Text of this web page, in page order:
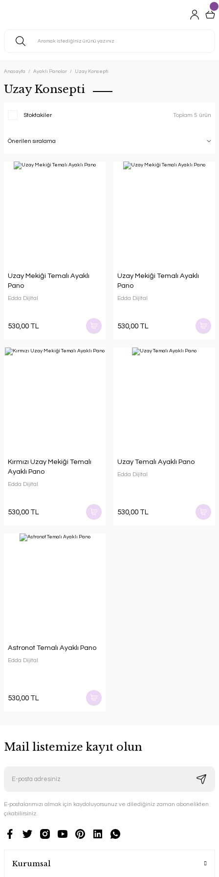
Anasayfa Ayaklı Panolar Uzay Konsepti
Uzay Konsepti
Stoktakiler Toplam 5 ürün
Uzay Mekiği Temalı Ayaklı
Pano
Edda Dijital
530,00 TL
Uzay Mekiği Temalı Ayaklı
Pano
Edda Dijital
530,00 TL
Kırmızı Uzay Mekiği Temalı
Ayaklı Pano
Edda Dijital
530,00 TL
Uzay Temalı Ayaklı Pano
Edda Dijital
530,00 TL
Astronot Temalı Ayaklı Pano
Edda Dijital
530,00 TL
Mail listemize kayıt olun
E-postalarımızı almak için kaydoluyorsunuz ve dilediğiniz zaman abonelikten
çıkabilirsiniz.
Kurumsal